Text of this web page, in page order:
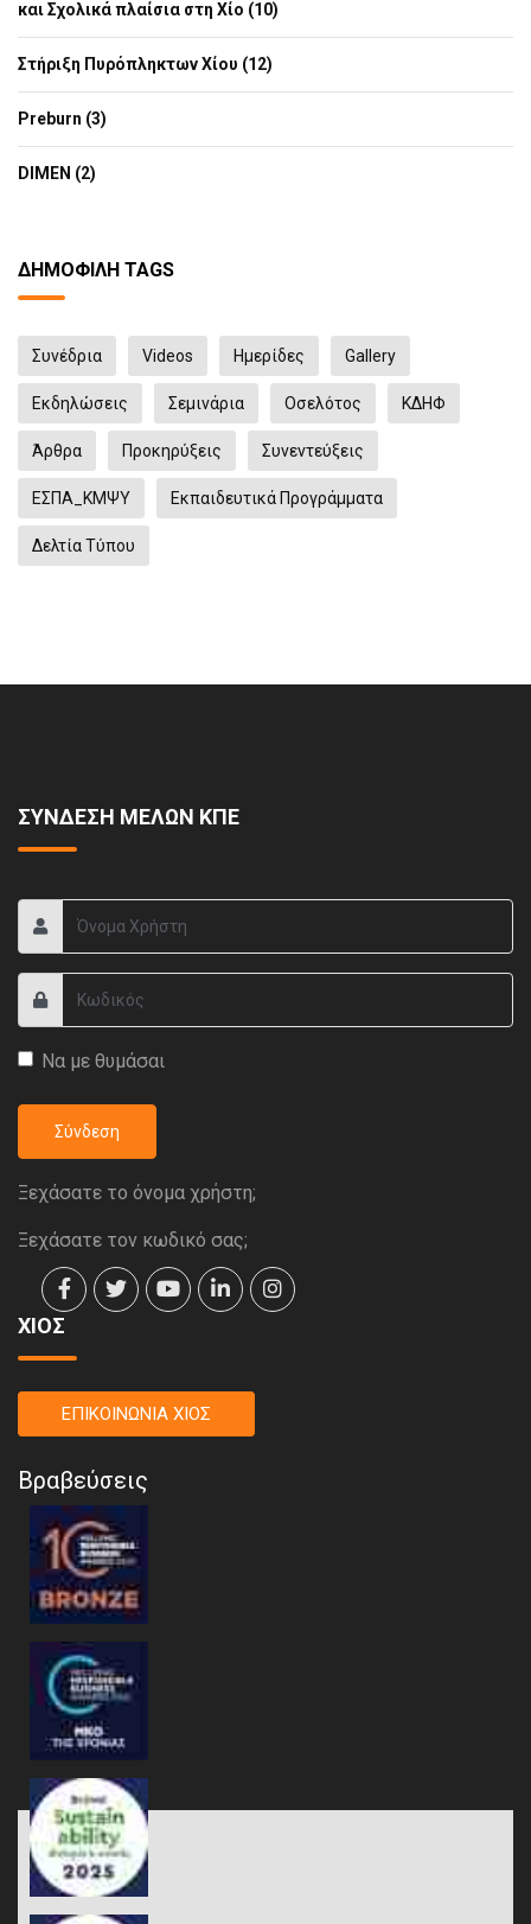
και Σχολικά πλαίσια στη Χίο (10)
Στήριξη Πυρόπληκτων Χίου (12)
Preburn (3)
DIMEN (2)
ΔΗΜΟΦΙΛΉ TAGS
Συνέδρια Videos Ημερίδες Gallery
Eκδηλώσεις Σεμινάρια Οσελότος ΚΔΗΦ
Άρθρα Προκηρύξεις Συνεντεύξεις
ΕΣΠΑ_ΚΜΨΥ Εκπαιδευτικά Προγράμματα
Δελτία Τύπου
ΣΥΝΔΕΣΗ ΜΕΛΩΝ ΚΠΕ
Να με θυμάσαι
Σύνδεση
Ξεχάσατε το όνομα χρήστη;
Ξεχάσατε τον κωδικό σας;
ΧΙΟΣ
ΕΠΙΚΟΙΝΩΝΙΑ ΧΙΟΣ
Βραβεύσεις